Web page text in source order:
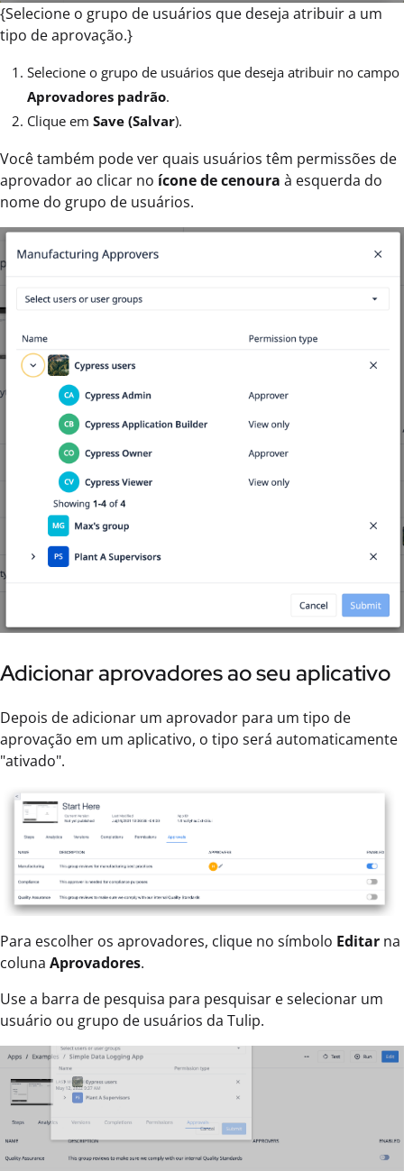
{Selecione o grupo de usuários que deseja atribuir a um
tipo de aprovação.}
Selecione o grupo de usuários que deseja atribuir no campo
Aprovadores padrão.
Clique em Save (Salvar).
Você também pode ver quais usuários têm permissões de
aprovador ao clicar no ícone de cenoura à esquerda do
nome do grupo de usuários.
Adicionar aprovadores ao seu aplicativo
Depois de adicionar um aprovador para um tipo de
aprovação em um aplicativo, o tipo será automaticamente
"ativado".
Para escolher os aprovadores, clique no símbolo Editar na
coluna Aprovadores.
Use a barra de pesquisa para pesquisar e selecionar um
usuário ou grupo de usuários da Tulip.